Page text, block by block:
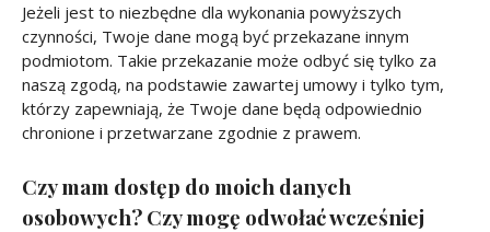
Jeżeli jest to niezbędne dla wykonania powyższych
czynności, Twoje dane mogą być przekazane innym
podmiotom. Takie przekazanie może odbyć się tylko za
naszą zgodą, na podstawie zawartej umowy i tylko tym,
którzy zapewniają, że Twoje dane będą odpowiednio
chronione i przetwarzane zgodnie z prawem.
Czy mam dostęp do moich danych
osobowych? Czy mogę odwołać wcześniej